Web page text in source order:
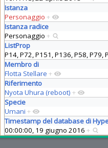
Istanza
Personaggio +
Istanza radice
Personaggio +
ListProp
P14, P72, P151, P136, P58, P79,
Membro di
Flotta Stellare +
Riferimento
Nyota Uhura (reboot) +
Specie
Umani +
Timestamp del database di
00:00:00, 19 giugno 2016 +